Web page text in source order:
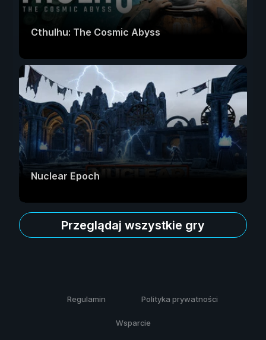
Cthulhu: The Cosmic Abyss
Nuclear Epoch
Przeglądaj wszystkie gry
Regulamin Polityka prywatności
Wsparcie